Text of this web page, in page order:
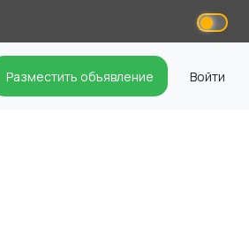
Разместить объявление Войти